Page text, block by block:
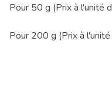
Pour 50 g (Prix à l'unité
Pour 200 g (Prix à